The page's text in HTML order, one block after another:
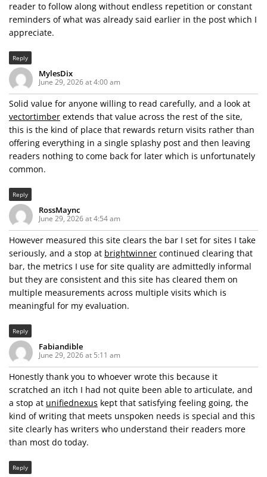
reader to follow along without endless repetition or constant
reminders of what was already said earlier in the post which I
appreciate.
Reply
MylesDix
June 29, 2026 at 4:00 am
Solid value for anyone willing to read carefully, and a look at
vectortimber extends that value across the rest of the site,
this is the kind of place that rewards return visits rather than
offering everything in a single splashy post and then leaving
readers nothing to come back for later which is unfortunately
common.
Reply
RossMaync
June 29, 2026 at 4:54 am
However measured this site clears the bar I set for sites I take
seriously, and a stop at brightwinner continued clearing that
bar, the metrics I use for site quality are admittedly informal
but they are consistent and this site has cleared them on
multiple measurements across multiple visits which is
meaningful for my evaluation.
Reply
Fabiandible
June 29, 2026 at 5:11 am
Honestly thank you to whoever wrote this because it
scratched an itch I had not quite been able to articulate, and
a stop at unifiednexus kept that satisfying feeling going, the
kind of writing that meets unspoken needs is special and this
site clearly has writers who understand their readers more
than most do today.
Reply